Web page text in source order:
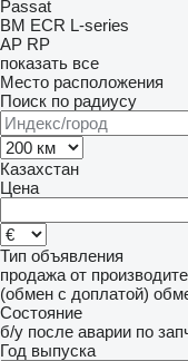
Passat
BM ECR L-series
AP RP
показать все
Место расположения
Поиск по радиусу
Казахстан
Цена
Тип объявления
продажа от
(обмен с доплатой)
Состояние
б/у после аварии по
Год выпуска